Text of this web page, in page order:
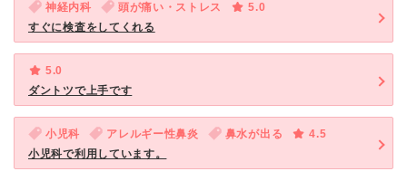
神経内科 頭が痛い・ストレス
5.0
すぐに検査をしてくれる
5.0
ダントツで上手です
小児科 アレルギー性鼻炎 鼻水が出る
4.5
小児科で利用しています。